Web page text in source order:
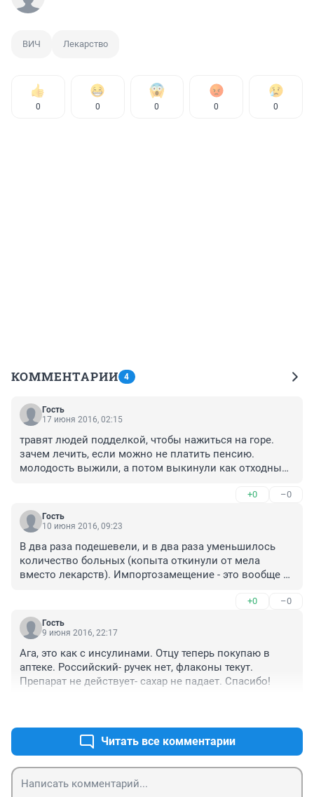
ВИЧ Лекарство
0 0 0 0 0
КОММЕНТАРИИ 4
Гость
17 июня 2016, 02:15
травят людей подделкой, чтобы нажиться на горе.
зачем лечить, если можно не платить пенсию.
молодость выжили, а потом выкинули как отходный
+0 –0
Гость
10 июня 2016, 09:23
В два раза подешевели, и в два раза уменьшилось
количество больных (копыта откинули от мела
вместо лекарств). Импортозамещение - это вообще
+0 –0
Гость
9 июня 2016, 22:17
Ага, это как с инсулинами. Отцу теперь покупаю в
аптеке. Российский- ручек нет, флаконы текут.
Препарат не действует- сахар не падает. Спасибо!
Читать все комментарии